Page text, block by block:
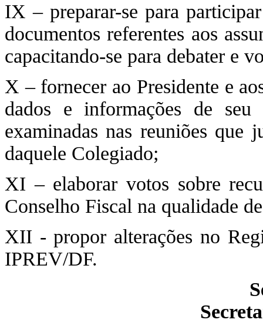
IX – preparar-se para
documentos referentes aos
capacitando-se para debater e
X – fornecer ao Presidente e
dados e informações de seu
examinadas nas reuniões que
daquele Colegiado;
XI – elaborar votos sobre
Conselho Fiscal na qualidade
XII - propor alterações no
IPREV/DF.